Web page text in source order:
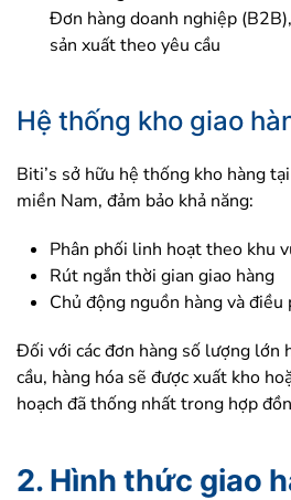
Đơn hàng doanh nghiệp
sản xuất theo yêu cầu
Hệ thống kho giao
Biti’s sở hữu hệ thống kho hàng
miền Nam, đảm bảo khả năng:
Phân phối linh hoạt theo khu
Rút ngắn thời gian giao hàng
Chủ động nguồn hàng và điều
Đối với các đơn hàng số lượng lớn
cầu, hàng hóa sẽ được xuất kho
hoạch đã thống nhất trong hợp
2. Hình thức giao